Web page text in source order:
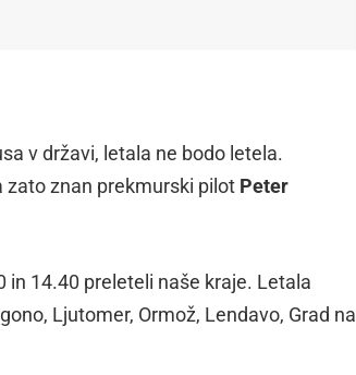
v državi, letala ne bodo letela.
zato znan prekmurski pilot Peter
in 14.40 preleteli naše kraje. Letala
Ljutomer, Ormož, Lendavo, Grad na